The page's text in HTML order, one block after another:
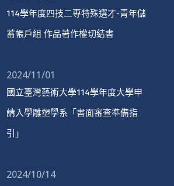
114學年度四技二專特殊選才-青年儲
蓄帳戶組 作品著作權切結書
2024/11/01
國立臺灣藝術大學114學年度大學申
請入學雕塑學系「書面審查準備指
引」
2024/10/14